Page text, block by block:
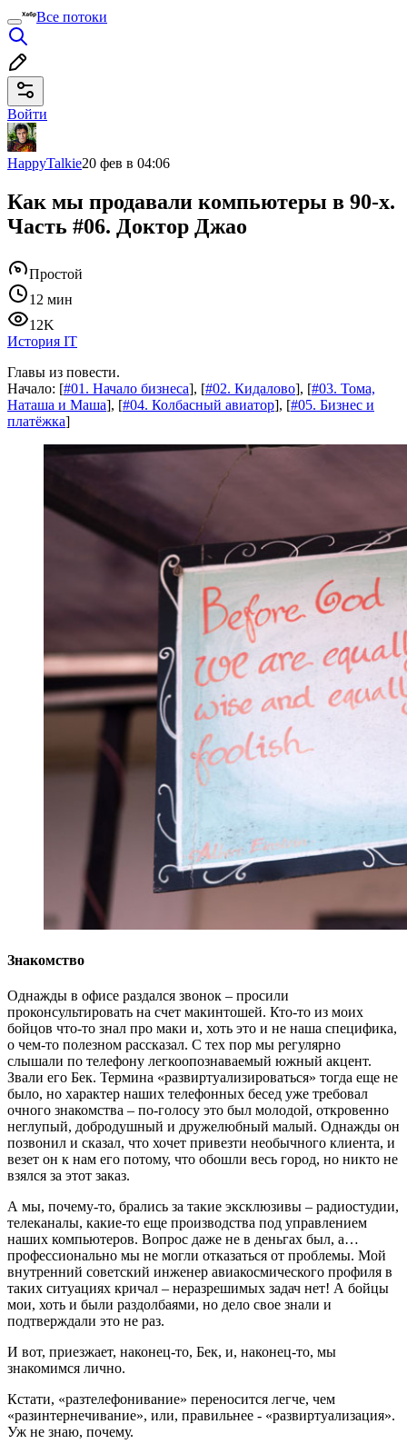
Все потоки
Войти
HappyTalkie20 фев в 04:06
Как мы продавали компьютеры в 90-х.
Часть #06. Доктор Джао
Простой
12 мин
12K
История IT
Главы из повести.
Начало: [#01. Начало бизнеса], [#02. Кидалово], [#03. Тома,
Наташа и Маша], [#04. Колбасный авиатор], [#05. Бизнес и
платёжка]
Знакомство
Однажды в офисе раздался звонок – просили
проконсультировать на счет макинтошей. Кто-то из моих
бойцов что-то знал про маки и, хоть это и не наша специфика,
о чем-то полезном рассказал. С тех пор мы регулярно
слышали по телефону легкоопознаваемый южный акцент.
Звали его Бек. Термина «развиртуализироваться» тогда еще не
было, но характер наших телефонных бесед уже требовал
очного знакомства – по-голосу это был молодой, откровенно
неглупый, добродушный и дружелюбный малый. Однажды он
позвонил и сказал, что хочет привезти необычного клиента, и
везет он к нам его потому, что обошли весь город, но никто не
взялся за этот заказ.
А мы, почему-то, брались за такие эксклюзивы – радиостудии,
телеканалы, какие-то еще производства под управлением
наших компьютеров. Вопрос даже не в деньгах был, а…
профессионально мы не могли отказаться от проблемы. Мой
внутренний советский инженер авиакосмического профиля в
таких ситуациях кричал – неразрешимых задач нет! А бойцы
мои, хоть и были раздолбаями, но дело свое знали и
подтверждали это не раз.
И вот, приезжает, наконец-то, Бек, и, наконец-то, мы
знакомимся лично.
Кстати, «разтелефонивание» переносится легче, чем
«разинтернечивание», или, правильнее - «развиртуализация».
Уж не знаю, почему.